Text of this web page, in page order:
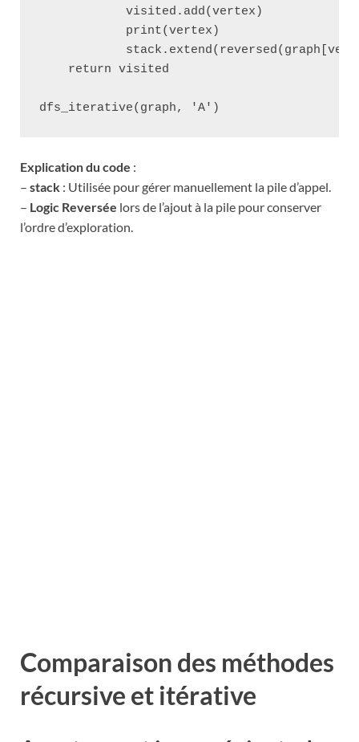
            visited.add(vertex)
            print(vertex)
    return visited
Explication du code :
– stack : Utilisée pour gérer manuellement la pile d’appel.
– Logic Reversée lors de l’ajout à la pile pour conserver
l’ordre d’exploration.
Comparaison des méthodes
récursive et itérative